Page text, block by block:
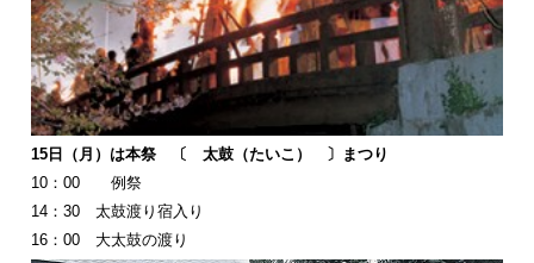
15日（月）は本祭 〔 太鼓（たいこ） 〕まつり
10：00 例祭
14：30 太鼓渡り宿入り
16：00 大太鼓の渡り